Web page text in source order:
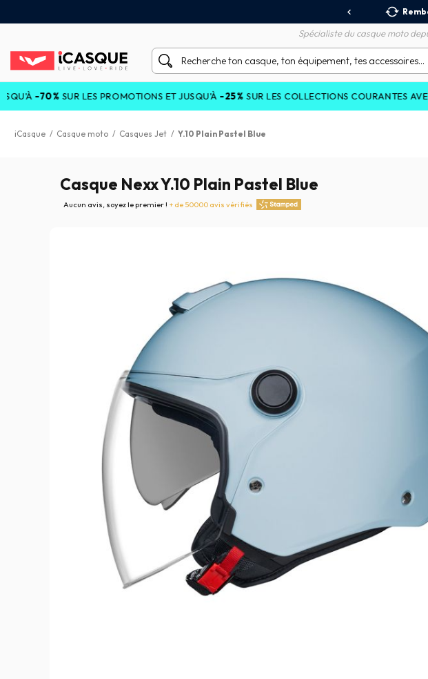
Spécialiste du casque moto
SUR LES PROMOTIONS ET JUSQU'À-25%SUR LES COLLECTIONS COURANTES AVEC LE
iCasque / Casque moto / Casques Jet / Y.10 Plain Pastel Blue
Casque Nexx Y.10 Plain Pastel Blue
Aucun avis, soyez le premier ! + de 50000 avis vérifiés